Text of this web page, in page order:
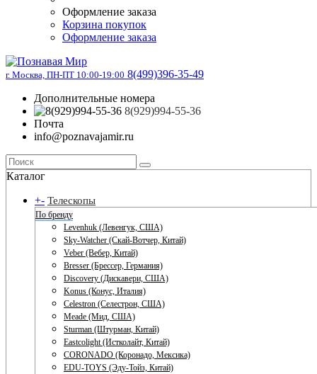
Оформление заказа
Корзина покупок
Оформление заказа
г. Москва, ПН-ПТ 10:00-19:00 8(499)396-35-49
Дополнительные номера
8(929)994-55-36
Почта
info@poznavajamir.ru
Каталог
+- Телескопы
По бренду
Levenhuk (Левенгук, США)
Sky-Watcher (Скай-Вотчер, Китай)
Veber (Вебер, Китай)
Bresser (Брессер, Германия)
Discovery (Дискавери, США)
Konus (Конус, Италия)
Celestron (Селестрон, США)
Meade (Мид, США)
Sturman (Штурман, Китай)
Eastcolight (Истколайт, Китай)
CORONADO (Коронадо, Мексика)
EDU-TOYS (Эду-Тойз, Китай)